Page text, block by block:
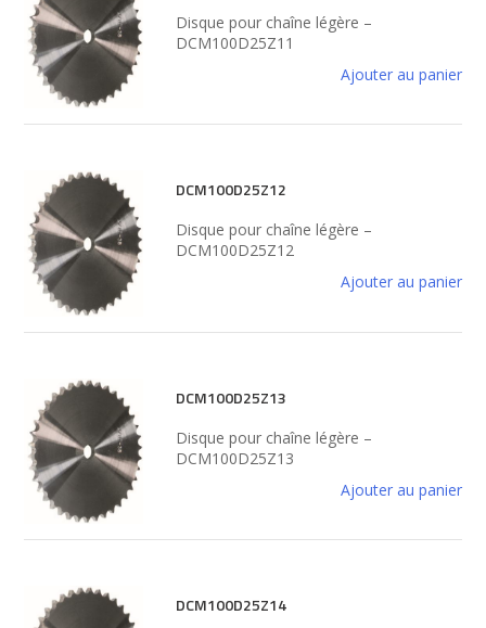
Disque pour chaîne légère –
DCM100D25Z11
Ajouter au panier
DCM100D25Z12
Disque pour chaîne légère –
DCM100D25Z12
Ajouter au panier
DCM100D25Z13
Disque pour chaîne légère –
DCM100D25Z13
Ajouter au panier
DCM100D25Z14